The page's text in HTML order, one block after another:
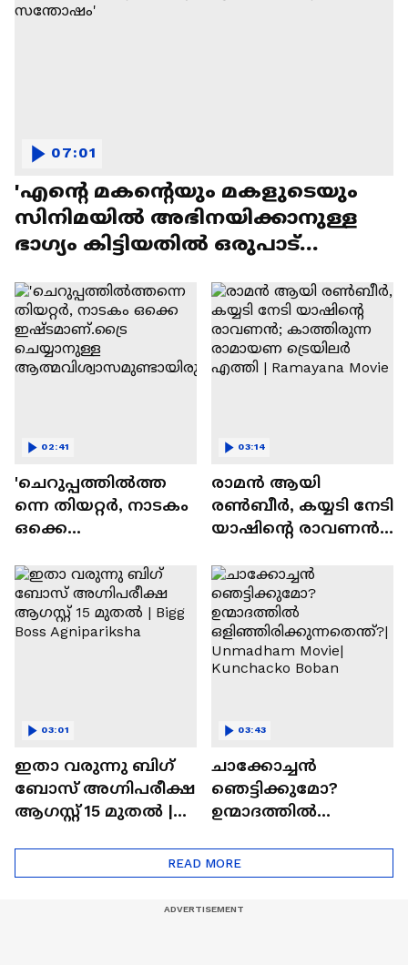
'എന്റെ മകന്റെയും മകളുടെയും
സിനിമയിൽ അഭിനയിക്കാനുള്ള
ഭാഗ്യം കിട്ടിയതിൽ ഒരുപാട്
07:01
'ചെറുപ്പത്തിൽത്ത
ന്നെ തിയറ്റർ, നാടകം
ഒക്കെ
ചെയ്യാനുള്ള
ആത്മവിശ്വാസമുണ്ടാ
യിരുന്നില്ല'
02:41
രാമന്‍ ആയി
രൺബീർ, കയ്യടി നേടി
യാഷിന്റെ രാവണൻ;
രാമായണ ട്രെയിലർ
എത്തി | Ramayana
Movie
03:14
ഇതാ വരുന്നു ബിഗ്
ബോസ് അഗ്നിപരീക്ഷ
ആഗസ്റ്റ് 15 മുതൽ |
03:01
ചാക്കോച്ചന്‍
ഞെട്ടിക്കുമോ?
ഉന്മാദത്തിൽ
ന്ത്?| Unmadham
Movie| Kunchacko
03:43
READ MORE